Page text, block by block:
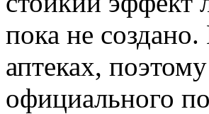
пока не
аптеках,
официального